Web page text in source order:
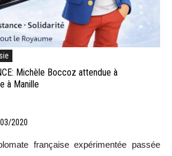
Michèle Boccoz attendue à
à Manille
2020
française expérimentée passée